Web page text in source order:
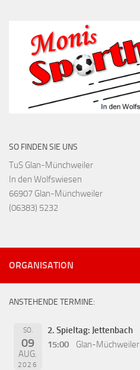
SO FINDEN SIE UNS
TuS Glan-Münchweiler
In den Wolfswiesen
66907 Glan-Münchweiler
(06383) 5232
ORGANISATION
ANSTEHENDE TERMINE:
SO.
09
AUG.
2026
2. Spieltag: Jettenbach
15:00
Glan-Müchweiler